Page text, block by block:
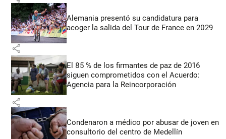
Alemania presentó su candidatura para
acoger la salida del Tour de France en 2029
share
El 85 % de los firmantes de paz de 2016
siguen comprometidos con el Acuerdo:
Agencia para la Reincorporación
share
Condenaron a médico por abusar de joven en
consultorio del centro de Medellín